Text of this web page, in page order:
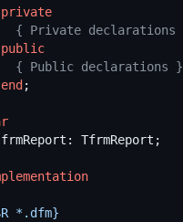
private
{ Private declarations
public
{ Public declarations }
end
R *.dfm}